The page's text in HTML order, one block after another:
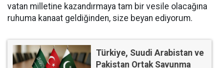
vatan milletine kazandırmaya tam bir vesile olacağına
ruhuma kanaat geldiğinden, size beyan ediyorum.
Türkiye, Suudi Arabistan ve
Pakistan Ortak Savunma